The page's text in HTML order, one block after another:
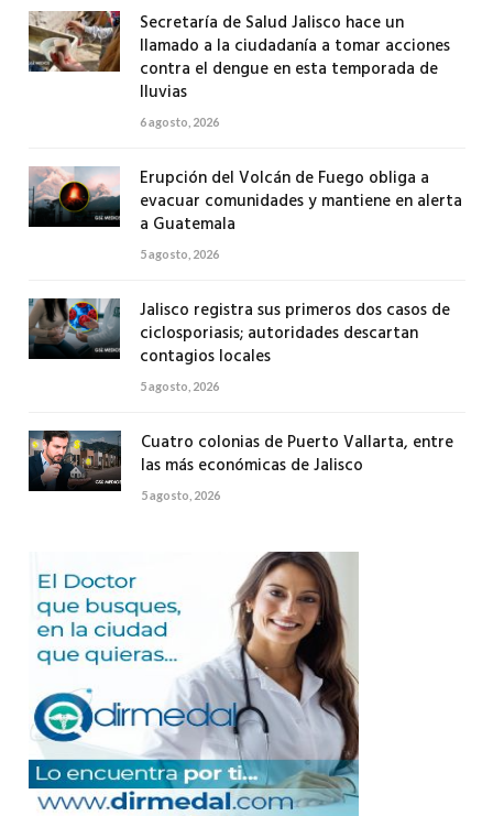
Secretaría de Salud Jalisco hace un
llamado a la ciudadanía a tomar acciones
contra el dengue en esta temporada de
lluvias
6 agosto, 2026
Erupción del Volcán de Fuego obliga a
evacuar comunidades y mantiene en alerta
a Guatemala
5 agosto, 2026
Jalisco registra sus primeros dos casos de
ciclosporiasis; autoridades descartan
contagios locales
5 agosto, 2026
Cuatro colonias de Puerto Vallarta, entre
las más económicas de Jalisco
5 agosto, 2026